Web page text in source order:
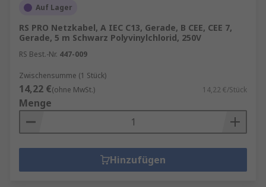
Auf Lager
RS PRO Netzkabel, A IEC C13, Gerade, B CEE, CEE 7,
Gerade, 5 m Schwarz Polyvinylchlorid, 250V
RS Best.-Nr. 447-009
Zwischensumme (1 Stück)
14,22 €(ohne MwSt.) 14,22 €/Stück
Menge
Hinzufügen